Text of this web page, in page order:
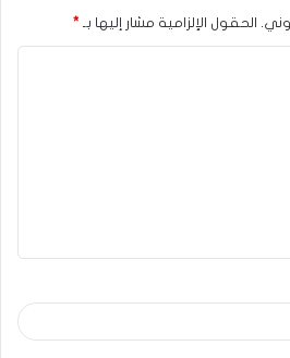
الحقول الإلزامية مشار إليها بـ *